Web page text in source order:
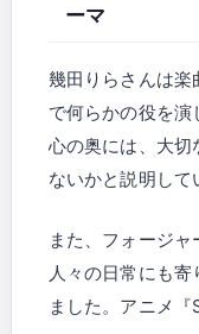
ーマ
幾田りらさんは楽
で何らかの役を演
心の奥には、大切
ないかと説明して
また、フォージ
人々の日常にも
ました。アニメ『